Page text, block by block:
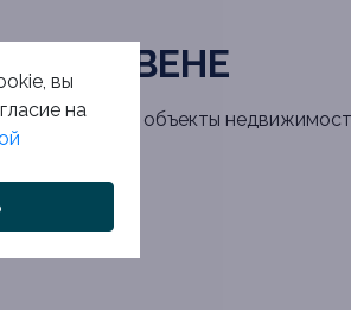
ЧЕРВЕНЕ
проверенные объекты
вы
на